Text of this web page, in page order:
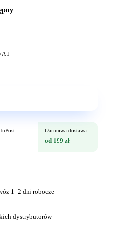
Darmowa dostawa
od 199 zł
1–2 dni robocze
dystrybutorów